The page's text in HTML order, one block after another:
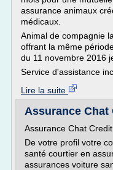
assurance animaux
médicaux.
Animal de compagnie
offrant la même
du 11 novembre 2016
Service d'assistance
Lire la suite
Assurance Chat
Assurance Chat
De votre profil votre
santé courtier en
assurances voiture